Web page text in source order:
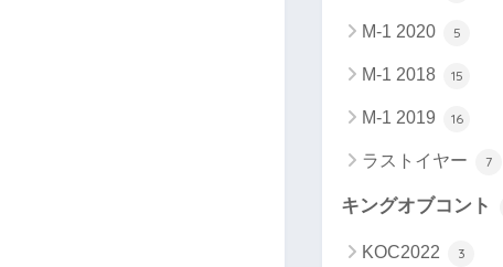
M-1 2020 5
M-1 2018 15
M-1 2019 16
ラストイヤー 7
キングオブコント
KOC2022 3